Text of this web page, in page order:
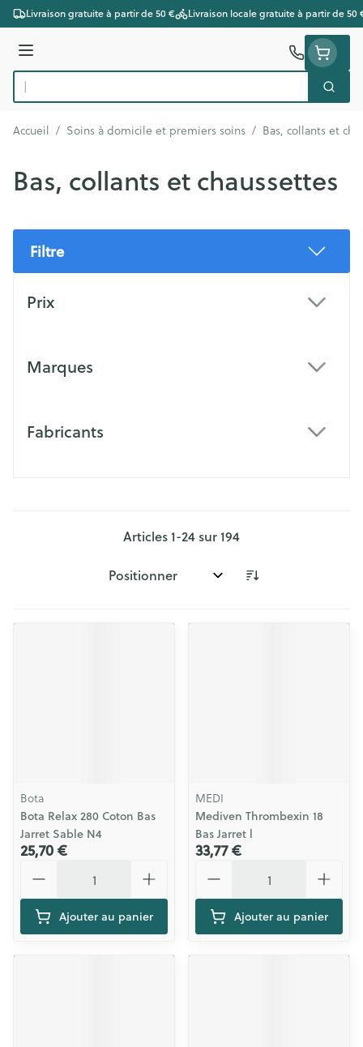
Aller au contenu
Livraison gratuite à partir de 50 € Livraison locale gratuite à partir de 50
Menu
Rechercher
Accueil / Soins à domicile et premiers soins / Bas, collants et
Bas, collants et chaussettes
Filtre
Prix
Marques
Fabricants
Articles1-24sur194
Trier par:
Bota
Bota Relax 280 Coton Bas
Jarret Sable N4
25,70 €
Ajouter au panier
MEDI
Mediven Thrombexin 18
Bas Jarret l
33,77 €
Ajouter au panier